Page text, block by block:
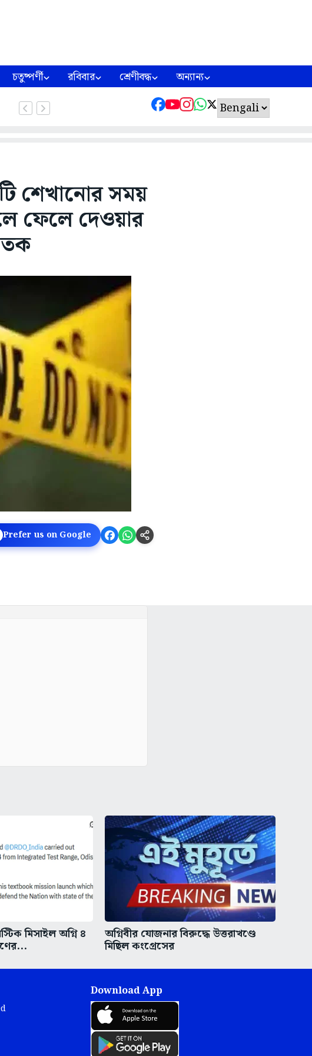
চতুষ্পর্ণী রবিবার শ্রেণীবদ্ধ অন্যান্য
শেখানোর সময়
ফেলে দেওয়ার
Prefer us on Google
মিসাইল অগ্নি ৪ অগ্নিবীর যোজনার বিরুদ্ধে উত্তরাখণ্ডে
মিছিল কংগ্রেসের
Download App